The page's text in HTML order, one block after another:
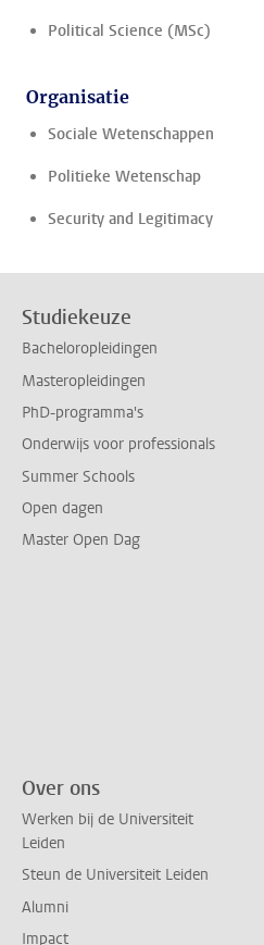
Political Science (MSc)
Organisatie
Sociale Wetenschappen
Politieke Wetenschap
Security and Legitimacy
Studiekeuze
Bacheloropleidingen
Masteropleidingen
PhD-programma's
Onderwijs voor professionals
Summer Schools
Open dagen
Master Open Dag
Over ons
Werken bij de Universiteit
Leiden
Steun de Universiteit Leiden
Alumni
Impact